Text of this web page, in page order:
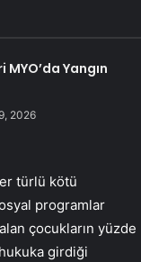
MYO’da Yangın
2026
türlü kötü
programlar
çocukların yüzde
girdiği